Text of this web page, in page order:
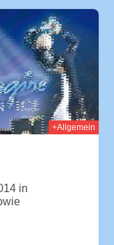
+Allgemein
in